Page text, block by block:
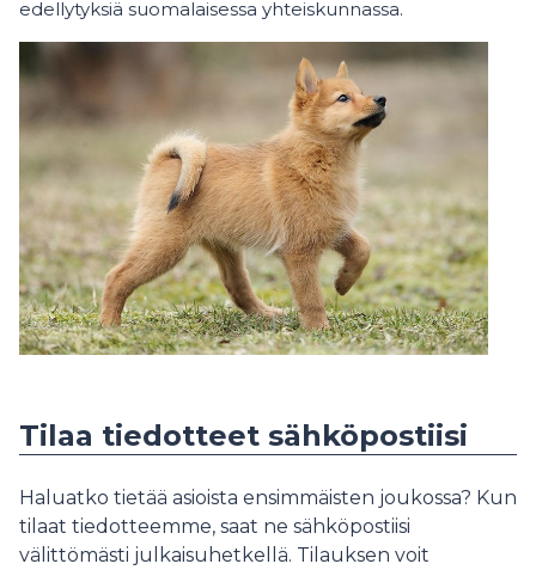
edellytyksiä suomalaisessa yhteiskunnassa.
Tilaa tiedotteet sähköpostiisi
Haluatko tietää asioista ensimmäisten joukossa? Kun
tilaat tiedotteemme, saat ne sähköpostiisi
välittömästi julkaisuhetkellä. Tilauksen voit